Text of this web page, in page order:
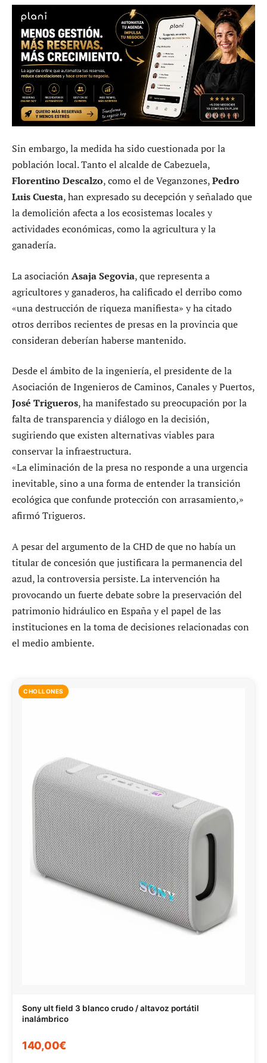
Sin embargo, la medida ha sido cuestionada por la
población local. Tanto el alcalde de Cabezuela,
Florentino Descalzo, como el de Veganzones,Pedro
Luis Cuesta, han expresado su decepción y señalado que
la demolición afecta a los ecosistemas locales y
actividades económicas, como la agricultura y la
ganadería.
La asociación Asaja Segovia, que representa a
agricultores y ganaderos, ha calificado el derribo como
«una destrucción de riqueza manifiesta» y ha citado
otros derribos recientes de presas en la provincia que
consideran deberían haberse mantenido.
Desde el ámbito de la ingeniería, el presidente de la
Asociación de Ingenieros de Caminos, Canales y Puertos,
José Trigueros, ha manifestado su preocupación por la
falta de transparencia y diálogo en la decisión,
sugiriendo que existen alternativas viables para
conservar la infraestructura.
«La eliminación de la presa no responde a una urgencia
inevitable, sino a una forma de entender la transición
ecológica que confunde protección con arrasamiento,»
afirmó Trigueros.
A pesar del argumento de la CHD de que no había un
titular de concesión que justificara la permanencia del
azud, la controversia persiste. La intervención ha
provocando un fuerte debate sobre la preservación del
patrimonio hidráulico en España y el papel de las
instituciones en la toma de decisiones relacionadas con
el medio ambiente.
CHOLLONES
Sony ult field 3 blanco crudo / altavoz portátil
inalámbrico
140,00€